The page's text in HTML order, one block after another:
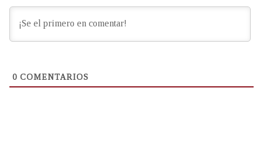
0 COMENTARIOS